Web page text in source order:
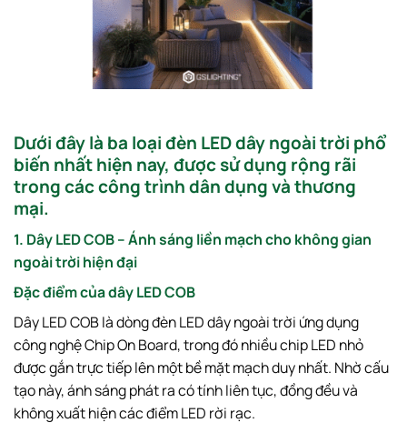
Dưới đây là ba loại đèn LED dây ngoài trời phổ
biến nhất hiện nay, được sử dụng rộng rãi
trong các công trình dân dụng và thương
mại.
1. Dây LED COB – Ánh sáng liền mạch cho không gian
ngoài trời hiện đại
Đặc điểm của dây LED COB
Dây LED COB là dòng đèn LED dây ngoài trời ứng dụng
công nghệ Chip On Board, trong đó nhiều chip LED nhỏ
được gắn trực tiếp lên một bề mặt mạch duy nhất. Nhờ cấu
tạo này, ánh sáng phát ra có tính liên tục, đồng đều và
không xuất hiện các điểm LED rời rạc.